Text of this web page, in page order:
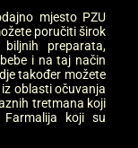
mjesto PZU
poručiti širok
preparata,
i na taj način
također možete
oblasti očuvanja
tretmana koji
koji su